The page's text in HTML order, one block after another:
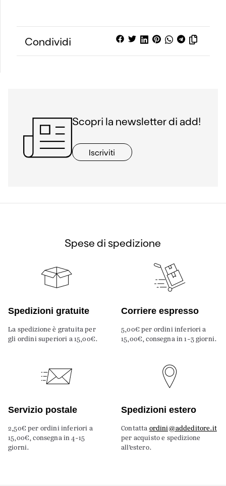
Condividi
Scopri la newsletter di add!
Iscriviti
Spese di spedizione
Spedizioni gratuite
La spedizione è gratuita per
gli ordini superiori a 15,00€.
Corriere espresso
5,00€ per ordini inferiori a
15,00€, consegna in 1-3 giorni.
Servizio postale
2,50€ per ordini inferiori a
15,00€, consegna in 4-15
giorni.
Spedizioni estero
Contatta ordini@addeditore.it
per acquisto e spedizione
all’estero.